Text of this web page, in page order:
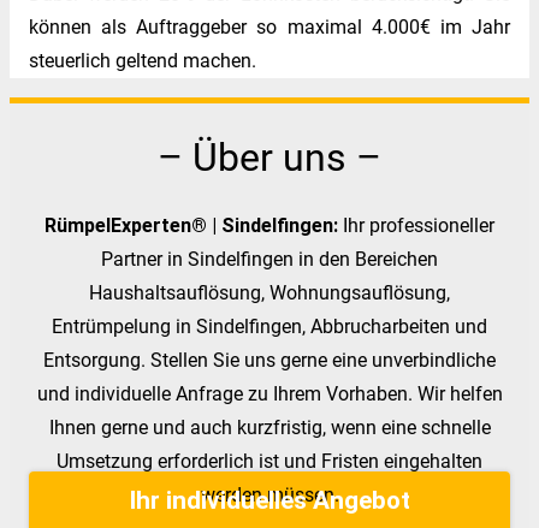
können als Auftraggeber so maximal 4.000€ im Jahr
steuerlich geltend machen.
– Über uns –
RümpelExperten® | Sindelfingen: Ihr professioneller
Partner in Sindelfingen in den Bereichen
Haushaltsauflösung, Wohnungsauflösung,
Entrümpelung in Sindelfingen, Abbrucharbeiten und
Entsorgung. Stellen Sie uns gerne eine unverbindliche
und individuelle Anfrage zu Ihrem Vorhaben. Wir helfen
Ihnen gerne und auch kurzfristig, wenn eine schnelle
Umsetzung erforderlich ist und Fristen eingehalten
werden müssen.
Ihr individuelles Angebot